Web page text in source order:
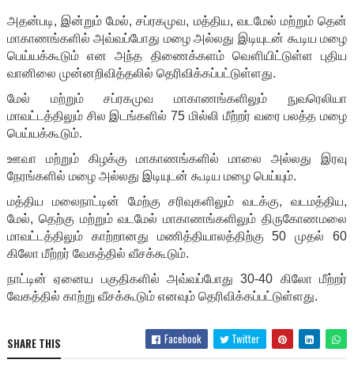
அதன்படி, இன்றும் மேல், சப்ரகமுவ, மத்திய, வடமேல் மற்றும் தென்
மாகாணங்களில் அவ்வப்போது மழை அல்லது இடியுடன் கூடிய மழை
பெய்யக்கூடும் என அந்த திணைக்களம் வௌியிட்டுள்ள புதிய
வானிலை முன்னறிவித்தலில் தெரிவிக்கப்பட்டுள்ளது.
மேல் மற்றும் சப்ரகமுவ மாகாணங்களிலும் நுவரெலியா
மாவட்டத்திலும் சில இடங்களில் 75 மில்லி மீற்றர் வரை பலத்த மழை
பெய்யக்கூடும்.
ஊவா மற்றும் கிழக்கு மாகாணங்களில் மாலை அல்லது இரவு
நேரங்களில் மழை அல்லது இடியுடன் கூடிய மழை பெய்யும்.
மத்திய மலைநாட்டின் மேற்கு சரிவுகளிலும் வடக்கு, வடமத்திய,
மேல், தெற்கு மற்றும் வடமேல் மாகாணங்களிலும் திருகோணமலை
மாவட்டத்திலும் காற்றானது மணித்தியாலத்திற்கு 50 முதல் 60
கிலோ மீற்றர் வேகத்தில் வீசக்கூடும்.
நாட்டின் ஏனைய பகுதிகளில் அவ்வப்போது 30-40 கிலோ மீற்றர்
வேகத்தில் காற்று வீசக்கூடும் எனவும் தெரிவிக்கப்பட்டுள்ளது.
SHARE THIS Facebook Twitter